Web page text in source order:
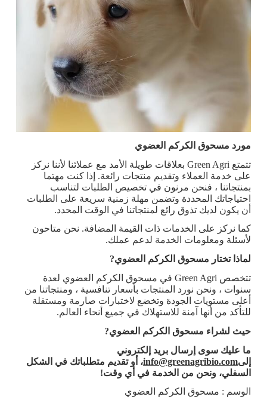
مورد مسحوق الكركم العضوي
تتمتع Green Agri بعلاقات طويلة الأمد مع عملائنا لأننا نركز
على خدمة العملاء وتقديم منتجات رائعة. إذا كنت مهتما
بمنتجاتنا ، فنحن مرنون في تخصيص الطلبات لتناسب
احتياجاتك المحددة وتضمن مهلة زمنية سريعة على الطلبات
أن يكون لديك تذوق رائع لمنتجاتنا في الوقت المحدد.
كما نركز على الخدمات ذات القيمة المضافة. نحن متاحون
لأسئلة ومعلومات الخدمة لدعم عملك.
لماذا تختار مسحوق الكركم العضوي?
تتخصص Green Agri في مسحوق الكركم العضوي لعدة
سنوات ، ونحن نورد المنتجات بأسعار تنافسية ، ومنتجاتنا من
أعلى مستويات الجودة وتخضع لاختبارات صارمة ومستقلة
للتأكد من أنها آمنة للاستهلاك في جميع أنحاء العالم.
حيث لشراء مسحوق الكركم العضوي?
ما عليك سوى إرسال بريد إلكتروني
إلىinfo@greenagribio.com، أو تقديم متطلباتك في الشكل
السفلي، ونحن من الخدمة في أي وقت!
الوسم : مسحوق الكركم العضوي